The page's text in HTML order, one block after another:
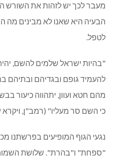
מעבר לכך יש לזהות את השורש
הבעיה היא שאנו לא מבינים מה
לטפל.
"בהיות ישראל שלמים להשם,
להעמיד גופם ובגדיהם ובתיהם
מהם חטא ועוון, יתהווה כיעור
כי השם סר מעליו" (רמב"ן, ויקרא
נגעי הגוף המופיעים בפרשתנו
"ספחת" ו"בהרת". שלושת